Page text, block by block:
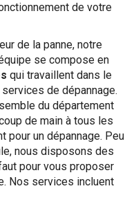
de votre
de la panne, notre
se compose en
qui travaillent dans le
de dépannage.
du département
de main à tous les
pour un dépannage. Peu
nous disposons des
pour vous proposer
Nos services incluent